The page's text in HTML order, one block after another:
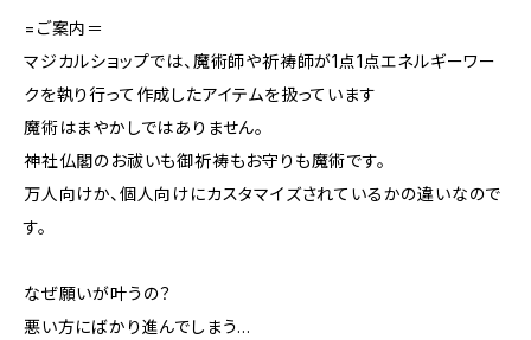
=ご案内＝
マジカルショップでは、魔術師や祈祷師が1点1点エネルギーワー
クを執り行って作成したアイテムを扱っています
魔術はまやかしではありません。
神社仏閣のお祓いも御祈祷もお守りも魔術です。
万人向けか、個人向けにカスタマイズされているかの違いなので
す。
なぜ願いが叶うの？
悪い方にばかり進んでしまう…